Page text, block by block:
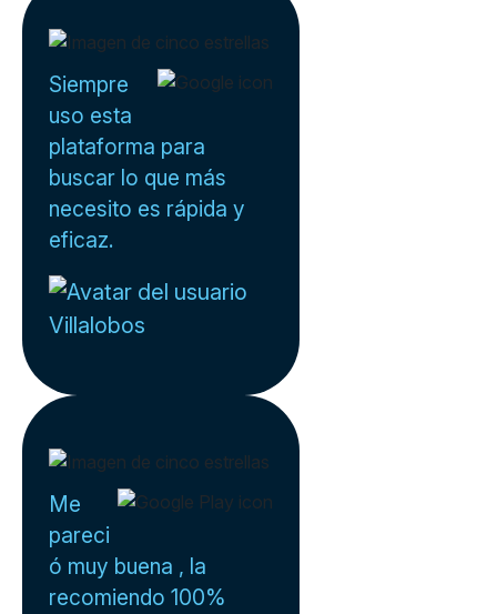
Siempre
uso esta
plataforma para
buscar lo que más
necesito es rápida y
eficaz.
Villalobos
Me
pareci
ó muy buena , la
recomiendo 100%